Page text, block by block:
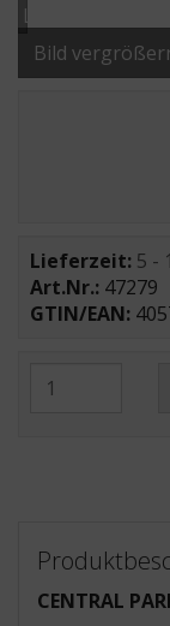
Loading...
Bild
Lieferzeit: 5 -
Art.Nr.: 47279
GTIN/EAN:
CENTRAL